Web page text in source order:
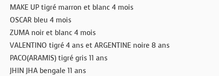
MAKE UP tigré marron et blanc 4 mois
OSCAR bleu 4 mois
ZUMA noir et blanc 4 mois
VALENTINO tigré 4 ans et ARGENTINE noire 8 ans
PACO(ARAMIS) tigré gris 11 ans
JHIN JHA bengale 11 ans